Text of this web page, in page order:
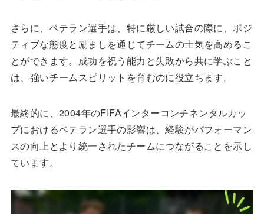
さらに、ベテラン選手は、特に厳しい試合の際に、ポジ
ティブな態度と励ましを通じてチームの士気を高めるこ
とができます。成功を祝う能力と失敗から共に学ぶこと
は、強いチームスピリットを育むのに役立ちます。
最終的に、2004年のFIFAインターコンチネンタルカッ
プにおけるベテラン選手の影響は、経験がパフォーマン
スの向上とより統一されたチームにつながることを示し
ています。